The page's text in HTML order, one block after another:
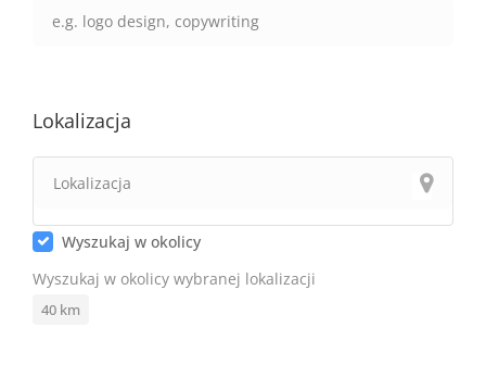
Lokalizacja
Wyszukaj w okolicy
Wyszukaj w okolicy wybranej lokalizacji
40 km